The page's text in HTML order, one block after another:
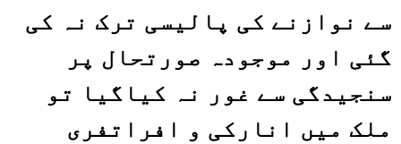
سے نوازنے کی پالیسی ترک نہ کی
گئی اور موجودہ صورتحال پر
سنجیدگی سے غور نہ کیاگیا تو
ملک میں انارکی و افراتفری